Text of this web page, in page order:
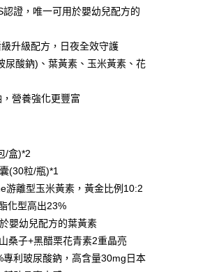
彰化商業銀行
台中商業銀行
華泰商業銀行
永豐商業銀行
第一商業銀行
台北富邦商業銀行
台中商業銀行
遠東國際商業銀行
證，唯一可用於嬰幼兒配方的
升級配方，日夜全效守護
尿酸鈉)、葉黃素、玉米黃素、花
營養強化更豐富
/盒)*2
(30粒/瓶)*1
游離型玉米黃素，黃金比例10:2
化型高出23%
嬰幼兒配方的葉黃素
桑子+黑醋栗花青素2重晶亮
利玻尿酸鈉，高含量30mg日本